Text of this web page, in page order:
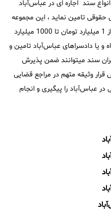
سند اجاره ای در عباس‌آباد
حقوقی تامین نماید ، این مجموعه
توانایی آنرا داشته که سند های ملکی از 1 میلیارد تومان تا 1000 میلیارد
و یا دادسراهای عباس‌آباد تامین و
سند میتوانند ضمن پذیرش
قرار وثیقه متهم در مراجع قضایی
عباس‌آباد را پیگیری و انجام